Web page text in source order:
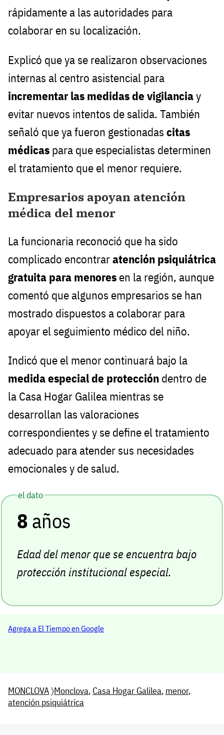
rápidamente a las autoridades para
colaborar en su localización.
Explicó que ya se realizaron observaciones
internas al centro asistencial para
incrementar las medidas de vigilanciay
evitar nuevos intentos de salida. También
señaló que ya fueron gestionadas citas
médicas para que especialistas determinen
el tratamiento que el menor requiere.
Empresarios apoyan atención
médica del menor
La funcionaria reconoció que ha sido
complicado encontraratención psiquiátrica
gratuita para menores en la región, aunque
comentó que algunos empresarios se han
mostrado dispuestos a colaborar para
apoyar el seguimiento médico del niño.
Indicó que el menor continuará bajo la
medida especial de protección dentro de
la Casa Hogar Galilea mientras se
desarrollan las valoraciones
correspondientes y se define el tratamiento
adecuado para atender sus necesidades
emocionales y de salud.
el dato
8años
Edad del menor que se encuentra bajo
protección institucional especial.
Agrega a El Tiempo en Google
MONCLOVA〉Monclova, Casa Hogar Galilea, menor,
atención psiquiátrica